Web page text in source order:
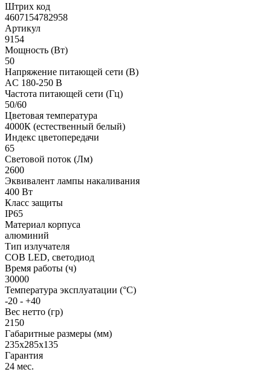
Штрих код
4607154782958
Артикул
9154
Мощность (Вт)
50
Напряжение питающей сети (В)
AC 180-250 В
Частота питающей сети (Гц)
50/60
Цветовая температура
4000К (естественный белый)
Индекс цветопередачи
65
Световой поток (Лм)
2600
Эквивалент лампы накаливания
400 Вт
Класс защиты
IP65
Материал корпуса
алюминий
Тип излучателя
COB LED, светодиод
Время работы (ч)
30000
Температура эксплуатации (°C)
-20 - +40
Вес нетто (гр)
2150
Габаритные размеры (мм)
235х285х135
Гарантия
24 мес.